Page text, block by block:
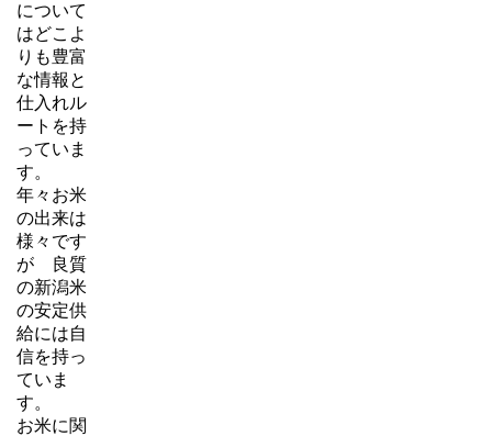
について
はどこよ
りも豊富
な情報と
仕入れル
ートを持
っていま
す。
年々お米
の出来は
様々です
が 良質
の新潟米
の安定供
給には自
信を持っ
ていま
す。
お米に関